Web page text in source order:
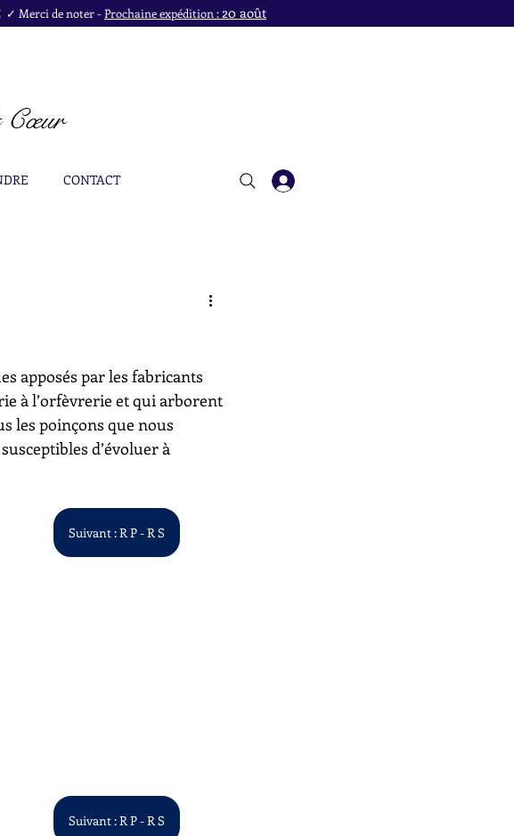
✓ Merci de noter -Prochaine expédition :20 août
Cœur
CONTACT
apposés par les fabricants
à l’orfèvrerie et qui arborent
les poinçons que nous
d’évoluer à
Suivant : R P - R S
Suivant : R P - R S